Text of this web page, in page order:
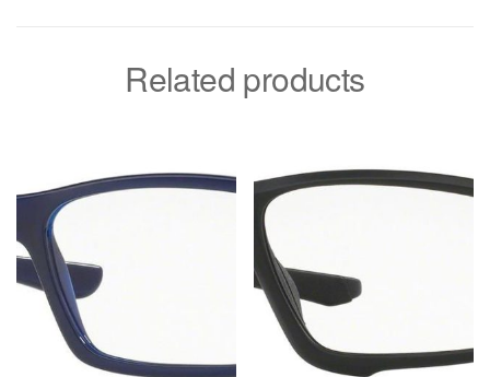
Related products